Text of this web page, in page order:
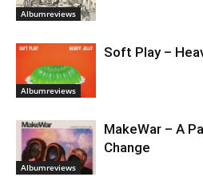
Albumreviews
Albumreviews
Soft Play –
Albumreviews
MakeWar – A
Change